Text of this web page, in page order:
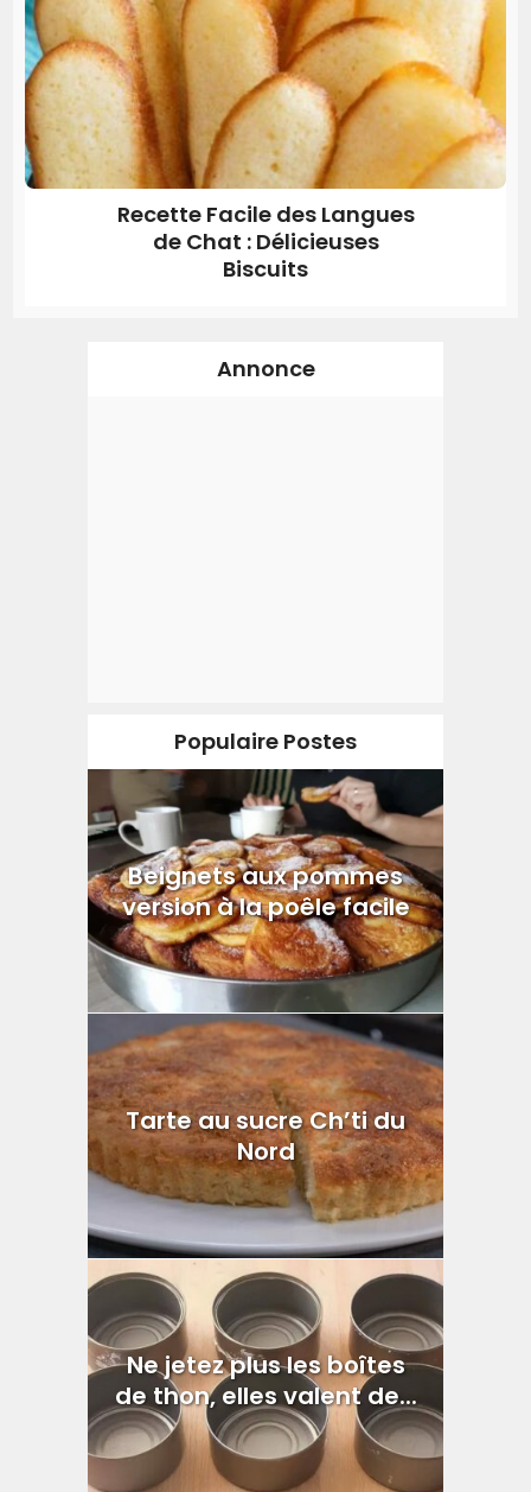
Recette Facile des Langues
de Chat : Délicieuses
Biscuits
Annonce
Populaire Postes
Beignets aux pommes
version à la poêle facile
Tarte au sucre Ch’ti du
Nord
Ne jetez plus les boîtes
de thon, elles valent de...